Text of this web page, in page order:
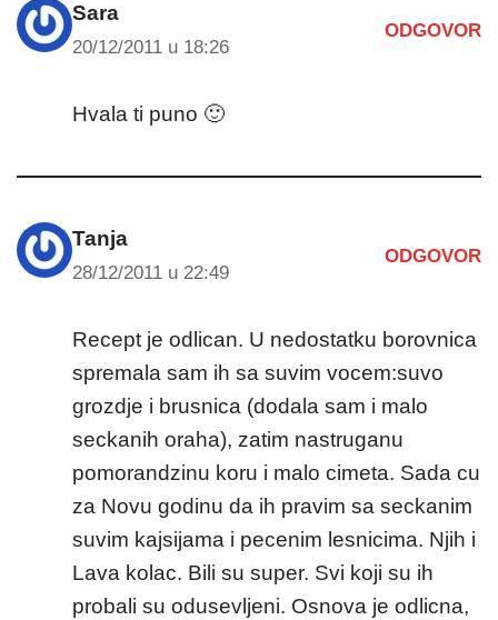
Sara
20/12/2011 u 18:26
ODGOVOR
Hvala ti puno 🙂
Tanja
28/12/2011 u 22:49
ODGOVOR
Recept je odlican. U nedostatku borovnica
spremala sam ih sa suvim vocem:suvo
grozdje i brusnica (dodala sam i malo
seckanih oraha), zatim nastruganu
pomorandzinu koru i malo cimeta. Sada cu
za Novu godinu da ih pravim sa seckanim
suvim kajsijama i pecenim lesnicima. Njih i
Lava kolac. Bili su super. Svi koji su ih
probali su odusevljeni. Osnova je odlicna,